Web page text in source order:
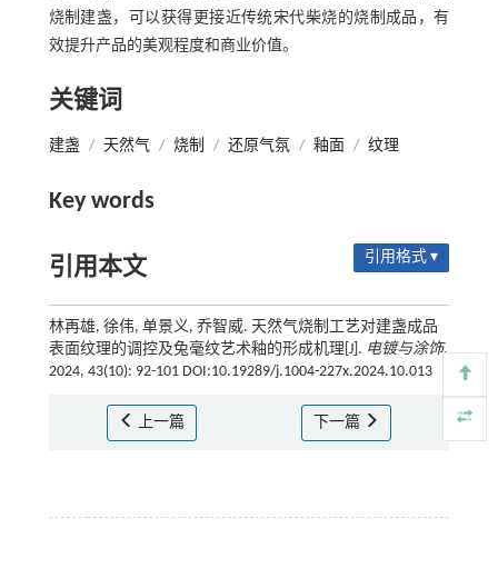
烧制建盏，可以获得更接近传统宋代柴烧的烧制成品，有
效提升产品的美观程度和商业价值。
关键词
建盏 / 天然气 / 烧制 / 还原气氛 / 釉面 / 纹理
Key words
引用本文 引用格式 ▾
林再雄, 徐伟, 单景义, 乔智威. 天然气烧制工艺对建盏成品
表面纹理的调控及兔毫纹艺术釉的形成机理[J]. 电镀与涂饰,
2024, 43(10): 92-101 DOI:10.19289/j.1004-227x.2024.10.013
上一篇 下一篇